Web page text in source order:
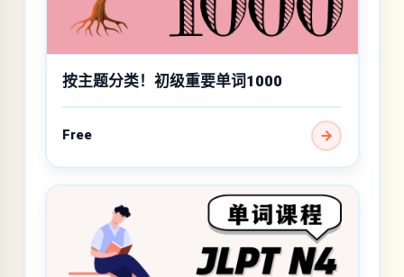
按主题分类！初级重要单词1000
Free